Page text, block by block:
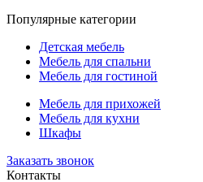
Популярные категории
Детская мебель
Мебель для спальни
Мебель для гостиной
Мебель для прихожей
Мебель для кухни
Шкафы
Заказать звонок
Контакты